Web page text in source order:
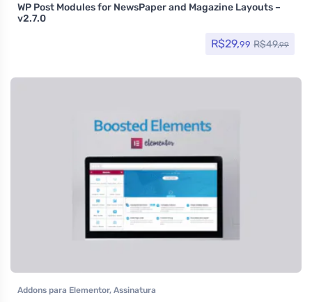
WP Post Modules for NewsPaper and Magazine Layouts –
v2.7.0
R$29,99 R$49,99
Addons para Elementor, Assinatura